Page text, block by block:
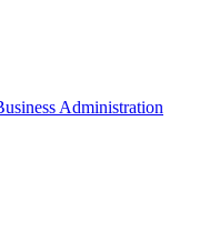
Administration